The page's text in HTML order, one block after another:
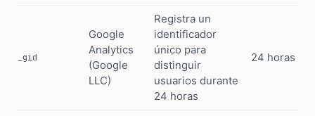
_gid
Google
Analytics
(Google
LLC)
Registra un
identificador
único para
distinguir
usuarios durante
24 horas
24 horas